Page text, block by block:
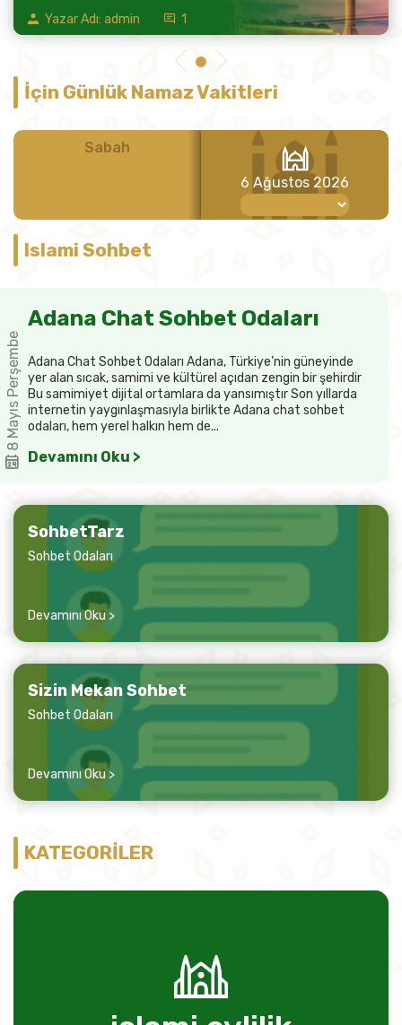
Yazar Adı: admin 1
İçin Günlük Namaz Vakitleri
Sabah Öğle
6 Ağustos 2026
Islami Sohbet
8 Mayıs Perşembe
Adana Chat Sohbet Odaları
Adana Chat Sohbet Odaları Adana, Türkiye’nin güneyinde
yer alan sıcak, samimi ve kültürel açıdan zengin bir şehirdir
Bu samimiyet dijital ortamlara da yansımıştır Son yıllarda
internetin yaygınlaşmasıyla birlikte Adana chat sohbet
odaları, hem yerel halkın hem de...
Devamını Oku >
SohbetTarz
Sohbet Odaları
Devamını Oku >
Sizin Mekan Sohbet
Sohbet Odaları
Devamını Oku >
KATEGORİLER